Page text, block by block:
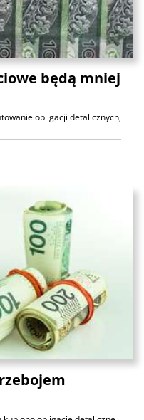
będą mniej
obligacji detalicznych,